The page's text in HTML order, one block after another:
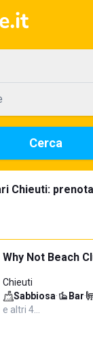
Cerca
Chieuti:
Why Not Beach
Chieuti
Sabbiosa· Bar·
e altri 4…